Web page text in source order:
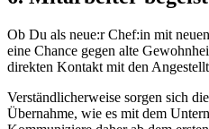
Ob Du als neue:r Chef:in mit
eine Chance gegen alte
direkten Kontakt mit den
Verständlicherweise sorgen sich
Übernahme, wie es mit dem